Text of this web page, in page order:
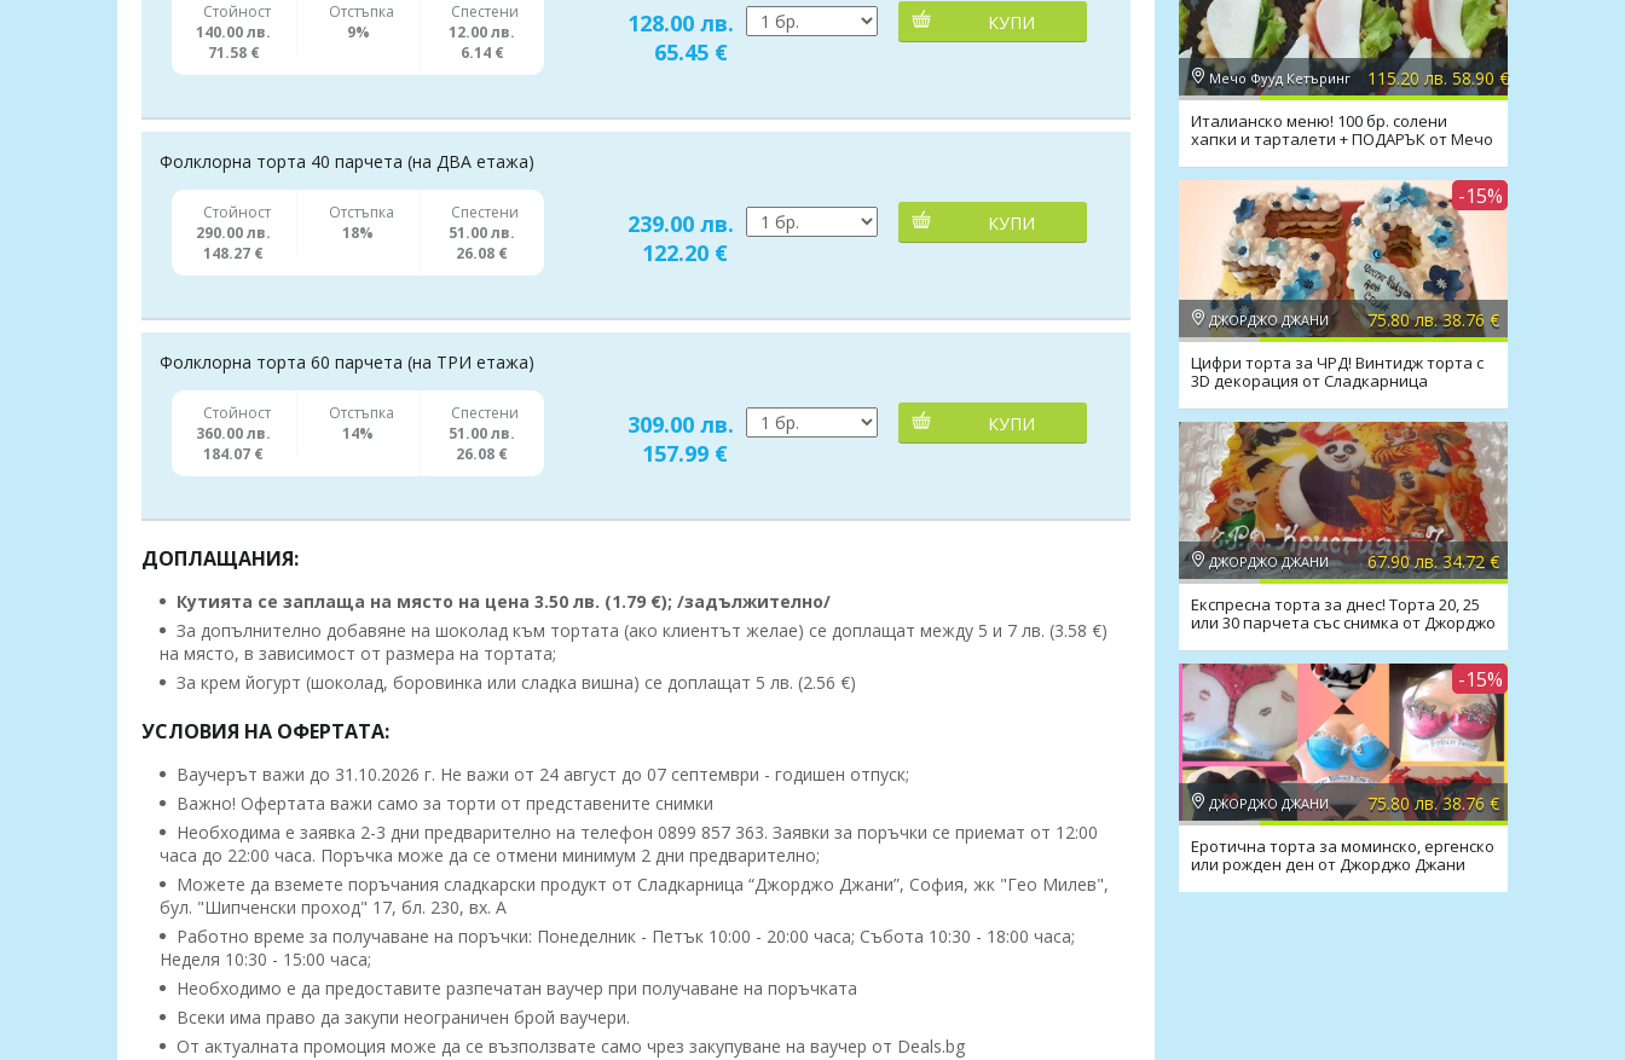
Стойност
140.00 лв.
71.58 €
Отстъпка
9%
Спестени
12.00 лв.
6.14 €
128.00 лв.
65.45 €
КУПИ
Фолклорна торта 40 парчета (на ДВА етажа)
Стойност
290.00 лв.
148.27 €
Отстъпка
18%
Спестени
51.00 лв.
26.08 €
239.00 лв.
122.20 €
КУПИ
Фолклорна торта 60 парчета (на ТРИ етажа)
Стойност
360.00 лв.
184.07 €
Отстъпка
14%
Спестени
51.00 лв.
26.08 €
309.00 лв.
157.99 €
КУПИ
ДОПЛАЩАНИЯ:
Кутията се заплаща на място на цена 3.50 лв. (1.79 €); /задължително/
За допълнително добавяне на шоколад към тортата (ако клиентът желае) се доплащат между 5 и 7 лв. (3.58 €)
на място, в зависимост от размера на тортата;
За крем йогурт (шоколад, боровинка или сладка вишна) се доплащат 5 лв. (2.56 €)
УСЛОВИЯ НА ОФЕРТАТА:
Ваучерът важи до 31.10.2026 г. Не важи от 24 август до 07 септември - годишен отпуск;
Важно! Офертата важи само за торти от представените снимки
Необходима е заявка 2-3 дни предварително на телефон 0899 857 363. Заявки за поръчки се приемат от 12:00
часа до 22:00 часа. Поръчка може да се отмени минимум 2 дни предварително;
Можете да вземете поръчания сладкарски продукт от Сладкарница “Джорджо Джани”, София, жк "Гео Милев",
бул. "Шипченски проход" 17, бл. 230, вх. А
Работно време за получаване на поръчки: Понеделник - Петък 10:00 - 20:00 часа; Събота 10:30 - 18:00 часа;
Неделя 10:30 - 15:00 часа;
Необходимо е да предоставите разпечатан ваучер при получаване на поръчката
Всеки има право да закупи неограничен брой ваучери.
От актуалната промоция може да се възползвате само чрез закупуване на ваучер от Deals.bg
Мечо Фууд Кетъринг 115.20 лв. 58.90 €
Италианско меню! 100 бр. солени
хапки и тарталети + ПОДАРЪК от Мечо
-15%
ДЖОРДЖО ДЖАНИ 75.80 лв. 38.76 €
Цифри торта за ЧРД! Винтидж торта с
3D декорация от Сладкарница
ДЖОРДЖО ДЖАНИ 67.90 лв. 34.72 €
Експресна торта за днес! Торта 20, 25
или 30 парчета със снимка от Джорджо
-15%
ДЖОРДЖО ДЖАНИ 75.80 лв. 38.76 €
Еротична торта за моминско, ергенско
или рожден ден от Джорджо Джани